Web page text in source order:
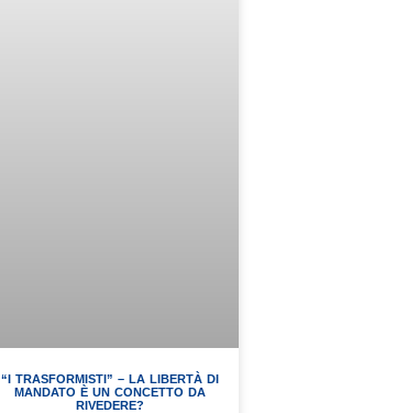
“I TRASFORMISTI” – LA LIBERTÀ DI
MANDATO È UN CONCETTO DA
RIVEDERE?